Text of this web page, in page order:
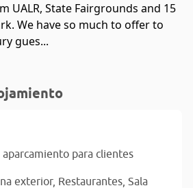
UALR, State Fairgrounds and 15
We have so much to offer to
gues...
aparcamiento para clientes
exterior, Restaurantes, Sala